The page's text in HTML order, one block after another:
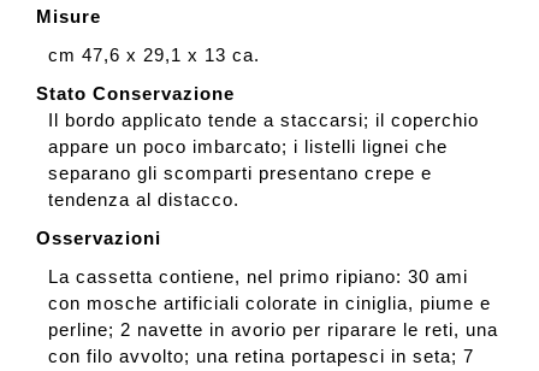
Misure
cm 47,6 x 29,1 x 13 ca.
Stato Conservazione
Il bordo applicato tende a staccarsi; il coperchio
appare un poco imbarcato; i listelli lignei che
separano gli scomparti presentano crepe e
tendenza al distacco.
Osservazioni
La cassetta contiene, nel primo ripiano: 30 ami
con mosche artificiali colorate in ciniglia, piume e
perline; 2 navette in avorio per riparare le reti, una
con filo avvolto; una retina portapesci in seta; 7